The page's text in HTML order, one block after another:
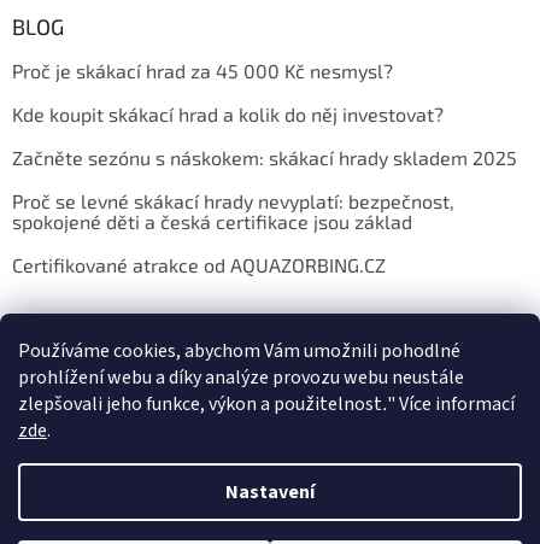
Používáme cookies, abychom Vám umožnili pohodlné
prohlížení webu a díky analýze provozu webu neustále
zlepšovali jeho funkce, výkon a použitelnost."Více informací
zde.
Nastavení
BLOG
Proč je skákací hrad za 45 000 Kč nesmysl?
Kde koupit skákací hrad a kolik do něj investovat?
Začněte sezónu s náskokem: skákací hrady skladem 2025
Proč se levné skákací hrady nevyplatí: bezpečnost,
spokojené děti a česká certifikace jsou základ
Certifikované atrakce od AQUAZORBING.CZ